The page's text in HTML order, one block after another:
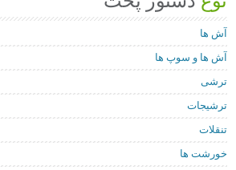
آش ها
آش ها و سوپ ها
ترشی
ترشیجات
تنقلات
خورشت ها